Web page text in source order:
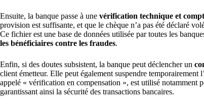
Ensuite, la banque passe à une vérification technique et
provision est suffisante, et que le chèque n’a pas été déclaré
Ce fichier est une base de données utilisée par toutes les
les bénéficiaires contre les fraudes.
Enfin, si des doutes subsistent, la banque peut déclencher un
client émetteur. Elle peut également suspendre
appelé « vérification en compensation », est utilisé notamment
garantissant ainsi la sécurité des transactions bancaires.